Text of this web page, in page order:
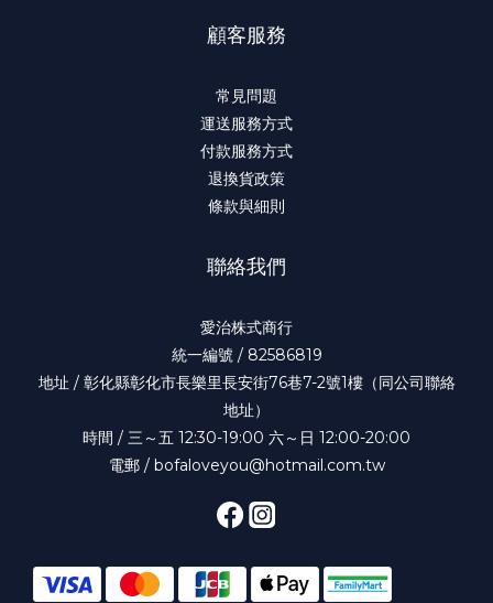
顧客服務
常見問題
運送服務方式
付款服務方式
退換貨政策
條款與細則
聯絡我們
愛治株式商行
統一編號 / 82586819
地址 / 彰化縣彰化市長樂里長安街76巷7-2號1樓（同公司聯絡
地址）
時間 / 三～五 12:30-19:00 六～日 12:00-20:00
電郵 / bofaloveyou@hotmail.com.tw